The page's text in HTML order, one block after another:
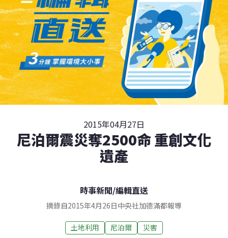
2015年04月27日
尼泊爾震災奪2500命 重創文化
遺產
時事新聞/編輯直送
摘錄自2015年4月26日中央社加德滿都報導
土地利用 尼泊爾 災害